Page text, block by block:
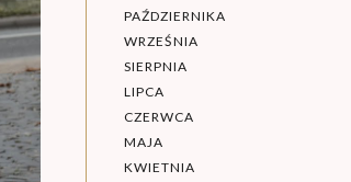
PAŹDZIERNIKA
WRZEŚNIA
SIERPNIA
LIPCA
CZERWCA
MAJA
KWIETNIA